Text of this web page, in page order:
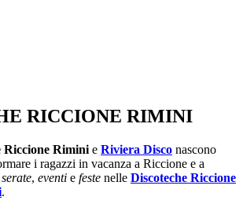
RICCIONE RIMINI
Riccione Rimini e Riviera Disco nascono
i ragazzi in vacanza a Riccione e a
serate, eventi e feste nelle Discoteche Riccione
.